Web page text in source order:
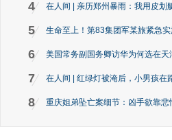
4 在人间 | 亲历郑州暴雨：我用皮划
5 生命至上！第83集团军某旅紧急
6 美国常务副国务卿访华为何选在天
7 在人间 | 红绿灯被淹后，小男孩在
8 重庆姐弟坠亡案细节：凶手欲靠